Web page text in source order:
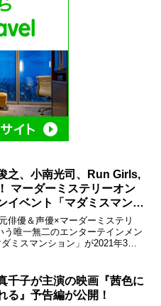
之、小南光司、Run Girls,
マーダーミステリーオン
イベント「マダミスマンシ
開催決定！
俳優＆声優×マーダーミステリ
う唯一無二のエンターテインメン
ダミスマンション」が2021年3月
ンの管理人を務め、「染谷の部
染谷...
千子が主演の映画『茜色に
る』予告編が公開！